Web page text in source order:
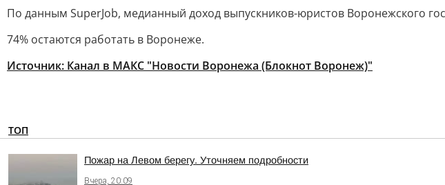
По данным SuperJob, медианный доход выпускников-юристов Воронежского
74% остаются работать в Воронеже.
Источник: Канал в МАКС "Новости Воронежа (Блокнот Воронеж)"
ТОП
Пожар на Левом берегу. Уточняем подробности
Вчера, 20:09